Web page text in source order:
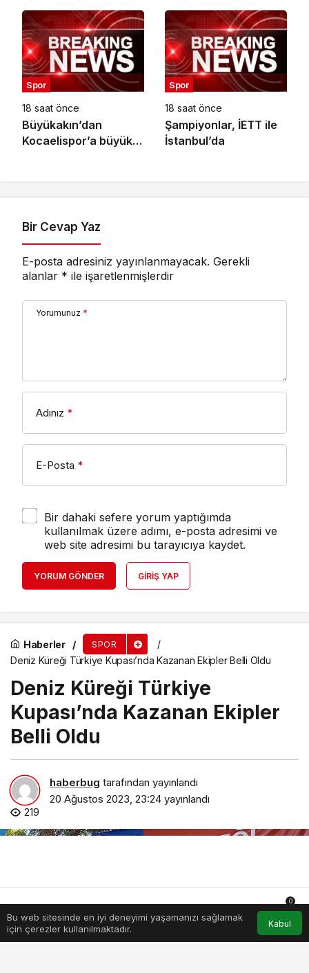
Türkiye’nin İlk Padel
Türkiye Şampiyonası
Başlıyor
Bisiklet Festivali
Heyecanı Başladı
Spor
18 saat önce
Büyükakın’dan
Kocaelispor’a büyük
Spor
18 saat önce
Şampiyonlar, İETT ile
İstanbul’da
Bir Cevap Yaz
E-posta adresiniz yayınlanmayacak. Gerekli
alanlar * ile işaretlenmişlerdir
Yorumunuz *
Adınız *
E-Posta *
Bir dahaki sefere yorum yaptığımda
kullanılmak üzere adımı, e-posta adresimi ve
web site adresimi bu tarayıcıya kaydet.
YORUM GÖNDER GIRIŞ YAP
Haberler SPOR
Deniz Küreği Türkiye Kupası’nda Kazanan Ekipler Belli Oldu
Deniz Küreği Türkiye
Kupası’nda Kazanan Ekipler
Belli Oldu
haberbug tarafından yayınlandı
20 Ağustos 2023, 23:24 yayınlandı
219
Bu web sitesinde en iyi deneyimi yaşamanızı sağlamak
için çerezler kullanılmaktadır.
Kabul
Anasayfa Akış Hesabım Bildirimler
0